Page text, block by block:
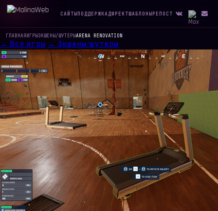
САЙТЫПОДДЕРЖКА ДИРЕКТШАБЛОНЫРЕПОСТ
ГЛАВНАЯИГРЫЭКШЕНЫ/ШУТЕРЫARENA RENOVATION
← Все игры ← Экшены/шутеры